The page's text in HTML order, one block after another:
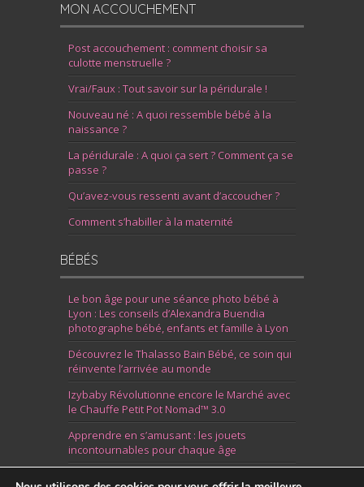
MON ACCOUCHEMENT
Post accouchement : comment choisir sa
culotte menstruelle ?
Vrai/Faux : Tout savoir sur la péridurale !
Nouveau né : A quoi ressemble bébé à la
naissance ?
La péridurale : A quoi ça sert ? Comment ça se
passe ?
Qu’avez-vous ressenti avant d’accoucher ?
Comment s’habiller à la maternité
BÉBÉS
Le bon âge pour une séance photo bébé à
Lyon : Les conseils d’Alexandra Buendia
photographe bébé, enfants et famille à Lyon
Découvrez le Thalasso Bain Bébé, ce soin qui
réinvente l’arrivée au monde
Izybaby Révolutionne encore le Marché avec
le Chauffe Petit Pot Nomad™ 3.0
Apprendre en s’amusant : les jouets
incontournables pour chaque âge